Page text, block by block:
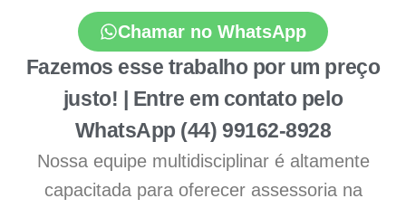
Chamar no WhatsApp
Fazemos esse trabalho por um preço
justo! | Entre em contato pelo
WhatsApp (44) 99162-8928
Nossa equipe multidisciplinar é altamente
capacitada para oferecer assessoria na